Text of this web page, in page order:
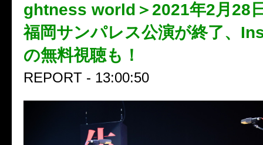
ghtness world＞2021年2月28
福岡サンパレス公演が終了、
の無料視聴も！
REPORT - 13:00:50